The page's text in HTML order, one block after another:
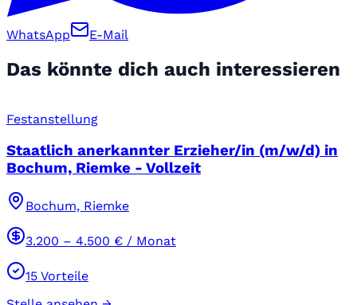
WhatsApp E-Mail
Das könnte dich auch interessieren
Festanstellung
Staatlich anerkannter Erzieher/in (m/w/d) in
Bochum, Riemke - Vollzeit
Bochum, Riemke
3.200 – 4.500 € / Monat
15 Vorteile